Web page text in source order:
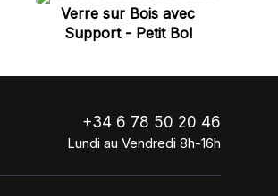
Verre sur Bois avec
Support - Petit Bol
+34 6 78 50 20 46
Lundi au Vendredi 8h-16h